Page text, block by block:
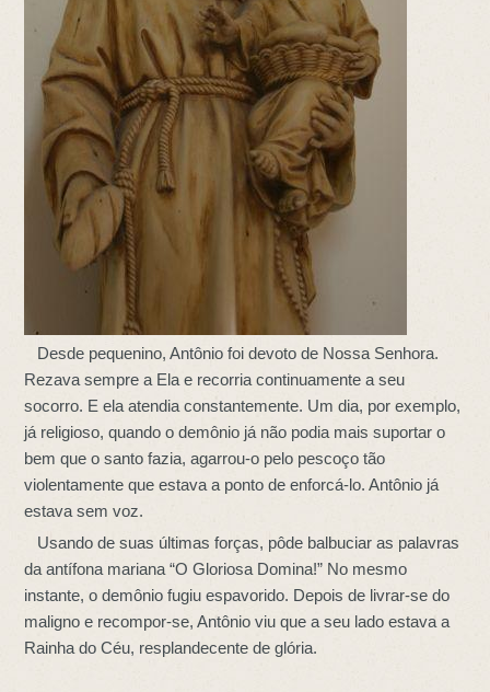
Desde pequenino, Antônio foi devoto de Nossa Senhora.
Rezava sempre a Ela e recorria continuamente a seu
socorro. E ela atendia constantemente. Um dia, por exemplo,
já religioso, quando o demônio já não podia mais suportar o
bem que o santo fazia, agarrou-o pelo pescoço tão
violentamente que estava a ponto de enforcá-lo. Antônio já
estava sem voz.
Usando de suas últimas forças, pôde balbuciar as palavras
da antífona mariana “O Gloriosa Domina!” No mesmo
instante, o demônio fugiu espavorido. Depois de livrar-se do
maligno e recompor-se, Antônio viu que a seu lado estava a
Rainha do Céu, resplandecente de glória.